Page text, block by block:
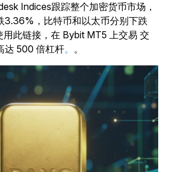
Indices跟踪整个加密货币市场，
3.36%，比特币和以太币分别下跌
此链接，在 Bybit MT5 上交易 交
达 500 倍杠杆。 。